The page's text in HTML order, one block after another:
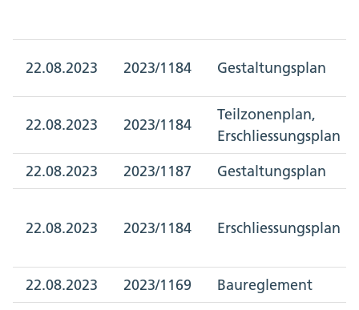
22.08.2023 2023/1184 Gestaltungsplan
22.08.2023 2023/1184
Teilzonenplan,
Erschliessungsplan
22.08.2023
2023/1187 Gestaltungsplan
22.08.2023 2023/1184 Erschliessungsplan
22.08.2023 2023/1169
Baureglement